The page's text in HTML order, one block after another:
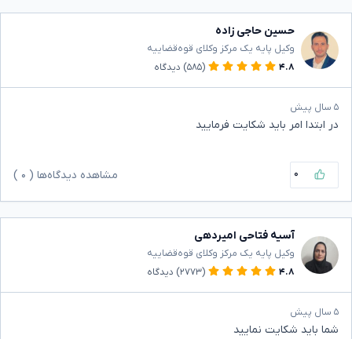
حسین حاجی زاده
وکیل پایه یک مرکز وکلای قوه‌قضاییه
۴.۸
(۵۸۵) دیدگاه
۵ سال پیش
در ابتدا امر باید شکایت فرمایید
۰ مشاهده دیدگاه‌ها ( ۰
آسیه فتاحی امیردهی
وکیل پایه یک مرکز وکلای قوه‌قضاییه
۴.۸
(۲۷۷۳) دیدگاه
۵ سال پیش
شما باید شکایت نمایید